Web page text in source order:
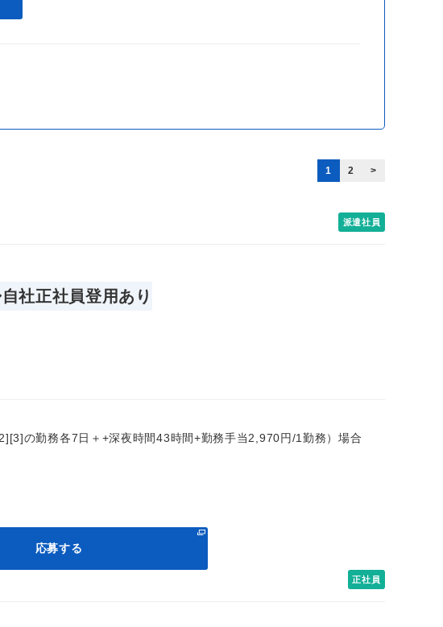
1 2 >
派遣社員
社正社員登用あり
の勤務各7日＋+深夜時間43時間+勤務手当2,970円/1勤務）場合
応募する
正社員